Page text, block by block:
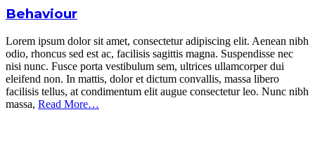
Behaviour
Lorem ipsum dolor sit amet, consectetur adipiscing elit. Aenean nibh
odio, rhoncus sed est ac, facilisis sagittis magna. Suspendisse nec
nisi nunc. Fusce porta vestibulum sem, ultrices ullamcorper dui
eleifend non. In mattis, dolor et dictum convallis, massa libero
facilisis tellus, at condimentum elit augue consectetur leo. Nunc nibh
massa, Read More…